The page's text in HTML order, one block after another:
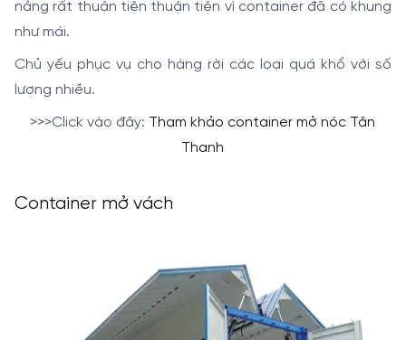
nắng rất thuận tiện thuận tiện vì container đã có khung
như mái.
Chủ yếu phục vụ cho hàng rời các loại quá khổ với số
lượng nhiều.
>>>Click vào đây: Tham khảo container mở nóc Tân
Thanh
Container mở vách